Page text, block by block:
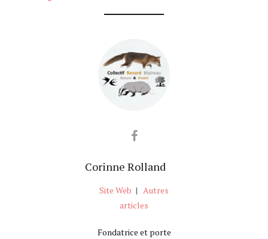
Corinne Rolland
Site Web | Autres
articles
Fondatrice et porte